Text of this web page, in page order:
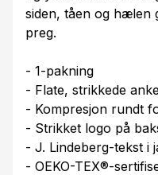
siden, tåen og hælen
preg.
- 1-pakning
- Flate, strikkede
- Kompresjon rundt
- Strikket logo på
- J. Lindeberg-tekst i
- OEKO-TEX®-